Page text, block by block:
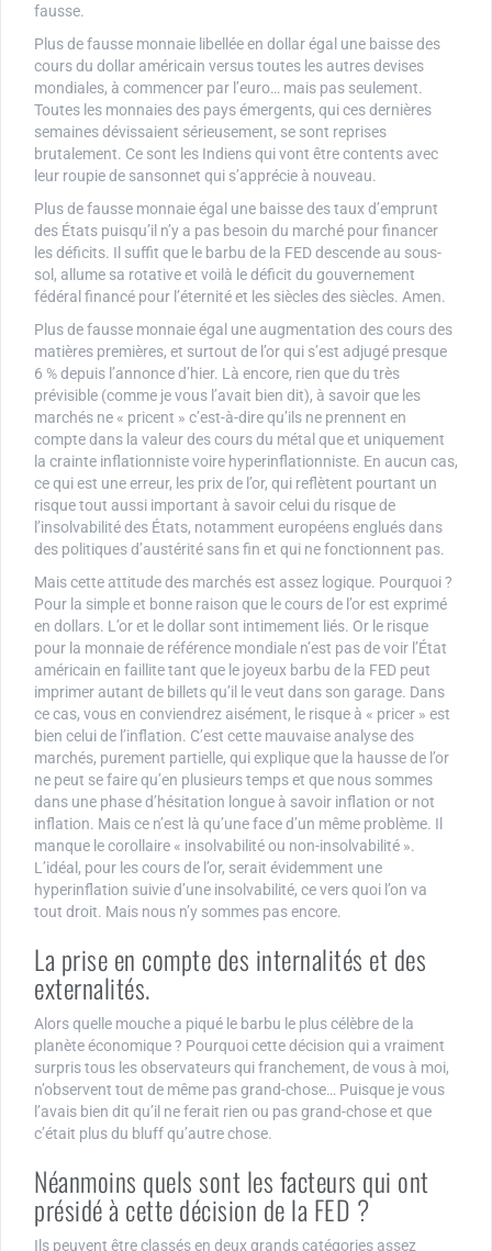
fausse.
Plus de fausse monnaie libellée en dollar égal une baisse des
cours du dollar américain versus toutes les autres devises
mondiales, à commencer par l’euro… mais pas seulement.
Toutes les monnaies des pays émergents, qui ces dernières
semaines dévissaient sérieusement, se sont reprises
brutalement. Ce sont les Indiens qui vont être contents avec
leur roupie de sansonnet qui s’apprécie à nouveau.
Plus de fausse monnaie égal une baisse des taux d’emprunt
des États puisqu’il n’y a pas besoin du marché pour financer
les déficits. Il suffit que le barbu de la FED descende au sous-
sol, allume sa rotative et voilà le déficit du gouvernement
fédéral financé pour l’éternité et les siècles des siècles. Amen.
Plus de fausse monnaie égal une augmentation des cours des
matières premières, et surtout de l’or qui s’est adjugé presque
6 % depuis l’annonce d’hier. Là encore, rien que du très
prévisible (comme je vous l’avait bien dit), à savoir que les
marchés ne « pricent » c’est-à-dire qu’ils ne prennent en
compte dans la valeur des cours du métal que et uniquement
la crainte inflationniste voire hyperinflationniste. En aucun cas,
ce qui est une erreur, les prix de l’or, qui reflètent pourtant un
risque tout aussi important à savoir celui du risque de
l’insolvabilité des États, notamment européens englués dans
des politiques d’austérité sans fin et qui ne fonctionnent pas.
Mais cette attitude des marchés est assez logique. Pourquoi ?
Pour la simple et bonne raison que le cours de l’or est exprimé
en dollars. L’or et le dollar sont intimement liés. Or le risque
pour la monnaie de référence mondiale n’est pas de voir l’État
américain en faillite tant que le joyeux barbu de la FED peut
imprimer autant de billets qu’il le veut dans son garage. Dans
ce cas, vous en conviendrez aisément, le risque à « pricer » est
bien celui de l’inflation. C’est cette mauvaise analyse des
marchés, purement partielle, qui explique que la hausse de l’or
ne peut se faire qu’en plusieurs temps et que nous sommes
dans une phase d’hésitation longue à savoir inflation or not
inflation. Mais ce n’est là qu’une face d’un même problème. Il
manque le corollaire « insolvabilité ou non-insolvabilité ».
L’idéal, pour les cours de l’or, serait évidemment une
hyperinflation suivie d’une insolvabilité, ce vers quoi l’on va
tout droit. Mais nous n’y sommes pas encore.
La prise en compte des internalités et des
externalités.
Alors quelle mouche a piqué le barbu le plus célèbre de la
planète économique ? Pourquoi cette décision qui a vraiment
surpris tous les observateurs qui franchement, de vous à moi,
n’observent tout de même pas grand-chose… Puisque je vous
l’avais bien dit qu’il ne ferait rien ou pas grand-chose et que
c’était plus du bluff qu’autre chose.
Néanmoins quels sont les facteurs qui ont
présidé à cette décision de la FED ?
Ils peuvent être classés en deux grands catégories assez